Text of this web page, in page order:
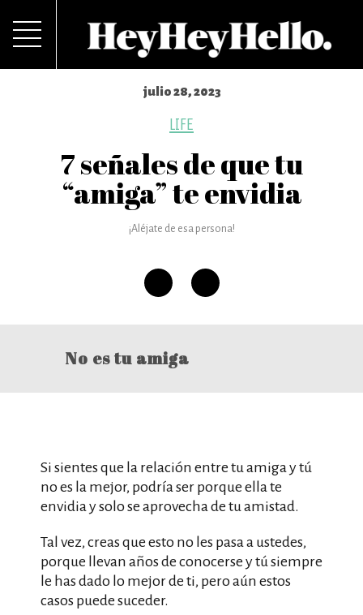
julio 28, 2023
LIFE
7 señales de que tu
“amiga” te envidia
¡Aléjate de esa persona!
No es tu amiga
Si sientes que la relación entre tu amiga y tú
no es la mejor, podría ser porque ella te
envidia y solo se aprovecha de tu amistad.
Tal vez, creas que esto no les pasa a ustedes,
porque llevan años de conocerse y tú siempre
le has dado lo mejor de ti, pero aún estos
casos puede suceder.